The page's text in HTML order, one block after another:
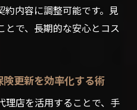
内容に調整可能です。見
とで、長期的な安心とコス
更新を効率化する術
理店を活用することで、手